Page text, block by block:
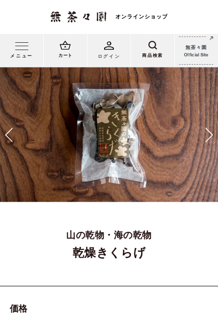
メニュー カート ログイン
無茶々園
Official Site
山の乾物・海の乾物
乾燥きくらげ
価格